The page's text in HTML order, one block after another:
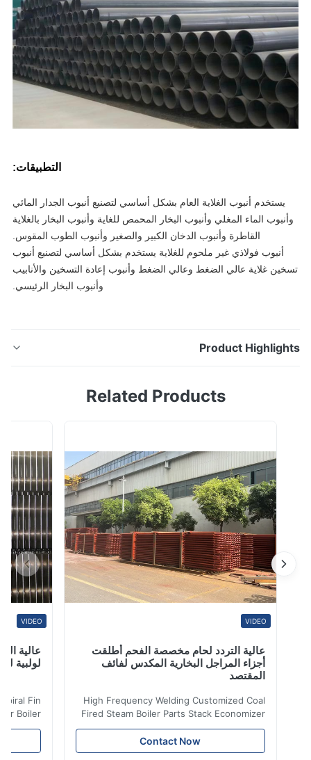
التطبيقات:
يستخدم أنبوب الغلاية العام بشكل أساسي لتصنيع أنبوب الجدار المائي
الماء المغلي وأنبوب البخار المحمص للغاية وأنبوب البخار بالغلاية
القاطرة وأنبوب الدخان الكبير والصغير وأنبوب الطوب المقوس.
أنبوب فولاذي غير ملحوم للغلاية يستخدم بشكل أساسي لتصنيع أنبوب
غلاية عالي الضغط وعالي الضغط وأنبوب إعادة التسخين والأنابيب
وأنبوب البخار الرئيسي.
Product
فولاذية غير ملحومة ، وأنابيب فولاذية مستقيمة ، وأنابيب
فولاذية لولبية ، وأنابيب فولاذية مل...
Related Products
عالية التردد لحام مخصصة الفحم أطلقت
أجزاء المراجل البخارية المكدس لفائف
المقتصد
High Frequency Welding Customized Coal
Fired Steam Boiler Parts Stack Economizer
Coil Boiler economizer Boiler Economizer is
the energy improving device that helps to
reduce the cost of operation by saving the
Contact Now
عالية
لولبية لنقل
Spiral Fin
Boiler
is the
saving the